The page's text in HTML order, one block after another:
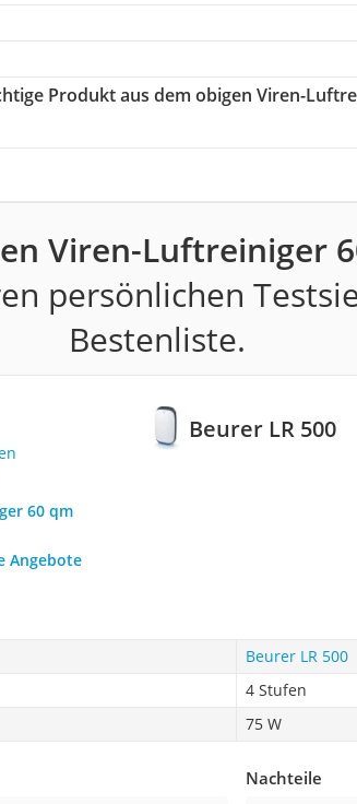
Produkt aus dem obigen Viren-
Viren-Luftreiniger
persönlichen
Bestenliste.
Beurer LR 500
60 qm
Angebote
Beurer LR 500
4 Stufen
75 W
Nachteile